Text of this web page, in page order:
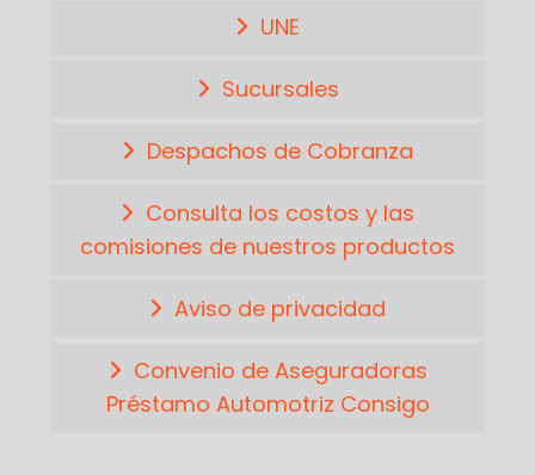
UNE
Sucursales
Despachos de Cobranza
Consulta los costos y las
comisiones de nuestros productos
Aviso de privacidad
Convenio de Aseguradoras
Préstamo Automotriz Consigo